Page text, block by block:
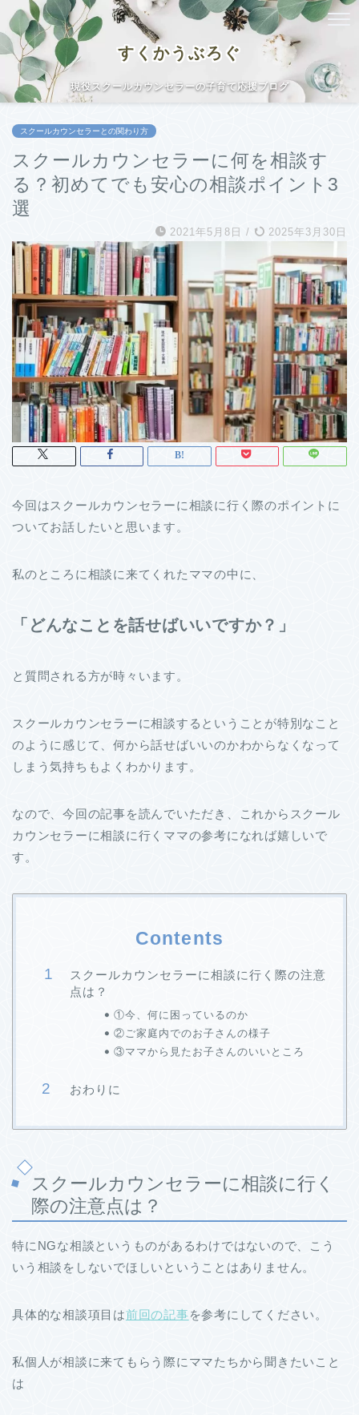
すくかうぶろぐ
現役スクールカウンセラーの子育て応援ブログ
スクールカウンセラーとの関わり方
スクールカウンセラーに何を相談す
る？初めてでも安心の相談ポイント3
選
2021年5月8日 / 2025年3月30日
今回はスクールカウンセラーに相談に行く際のポイントに
ついてお話したいと思います。
私のところに相談に来てくれたママの中に、
「どんなことを話せばいいですか？」
と質問される方が時々います。
スクールカウンセラーに相談するということが特別なこと
のように感じて、何から話せばいいのかわからなくなって
しまう気持ちもよくわかります。
なので、今回の記事を読んでいただき、これからスクール
カウンセラーに相談に行くママの参考になれば嬉しいで
す。
Contents
スクールカウンセラーに相談に行く際の注意
点は？
①今、何に困っているのか
②ご家庭内でのお子さんの様子
③ママから見たお子さんのいいところ
おわりに
スクールカウンセラーに相談に行く
際の注意点は？
特にNGな相談というものがあるわけではないので、こう
いう相談をしないでほしいということはありません。
具体的な相談項目は前回の記事を参考にしてください。
私個人が相談に来てもらう際にママたちから聞きたいこと
は